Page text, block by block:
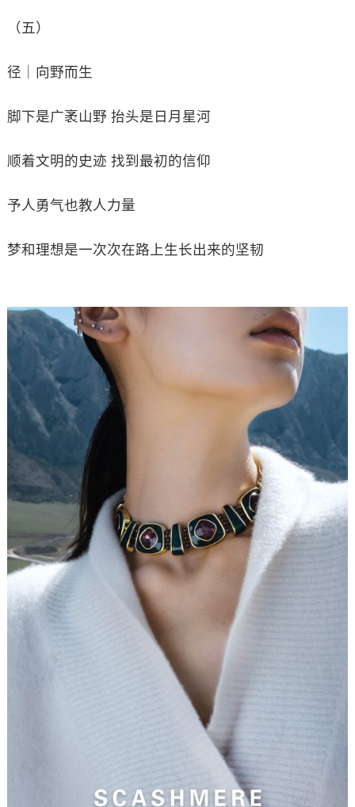
（五）
径｜向野而生
脚下是广袤山野 抬头是日月星河
顺着文明的史迹 找到最初的信仰
予人勇气也教人力量
梦和理想是一次次在路上生长出来的坚韧